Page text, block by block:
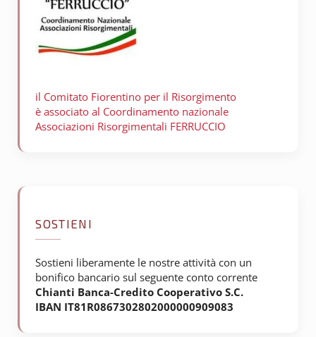
il Comitato Fiorentino per il Risorgimento
è associato al Coordinamento nazionale
Associazioni Risorgimentali FERRUCCIO
SOSTIENI
Sostieni liberamente le nostre attività con un
bonifico bancario sul seguente conto corrente
Chianti Banca-Credito Cooperativo S.C.
IBAN IT81R0867302802000000909083